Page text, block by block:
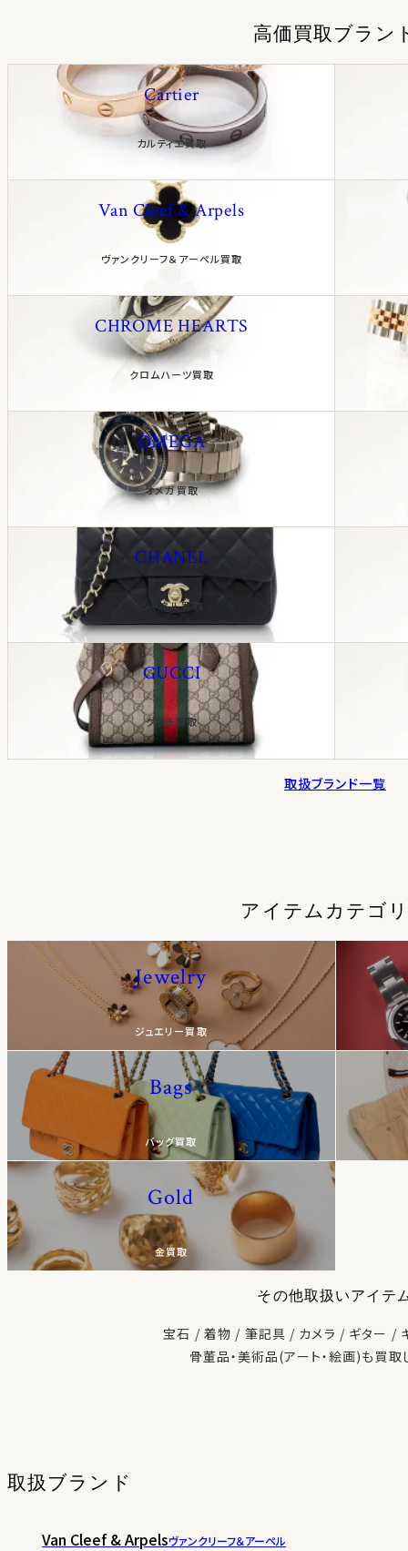
高価買取ブラン
Cartier
カルティエ買取
Van Cleef & Arpels
ヴァンクリーフ＆アーペル買取
CHROME HEARTS
クロムハーツ買取
OMEGA
オメガ買取
CHANEL
シャネル買取
GUCCI
グッチ買取
取扱ブランド一覧
アイテムカテゴ
Jewelry
ジュエリー買取
Bags
バッグ買取
Gold
金買取
その他取扱いアイテ
宝石 着物 筆記具 カメラ ギター
骨董品・美術品(アート・絵画)も買取
取扱ブランド
Van Cleef & Arpelsヴァンクリーフ＆アーペル